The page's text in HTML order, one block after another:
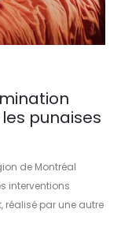
punaises
de Montréal
interventions
réalisé par une autre